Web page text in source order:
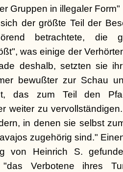
Gruppen in illegaler
der größte Teil der
betrachtete, die
was einige der
deshalb, setzten sie
bewußter zur Schau
das zum Teil den
weiter zu
in denen sie selbst
zugehörig sind."
von Heinrich S.
Verbotene ihres